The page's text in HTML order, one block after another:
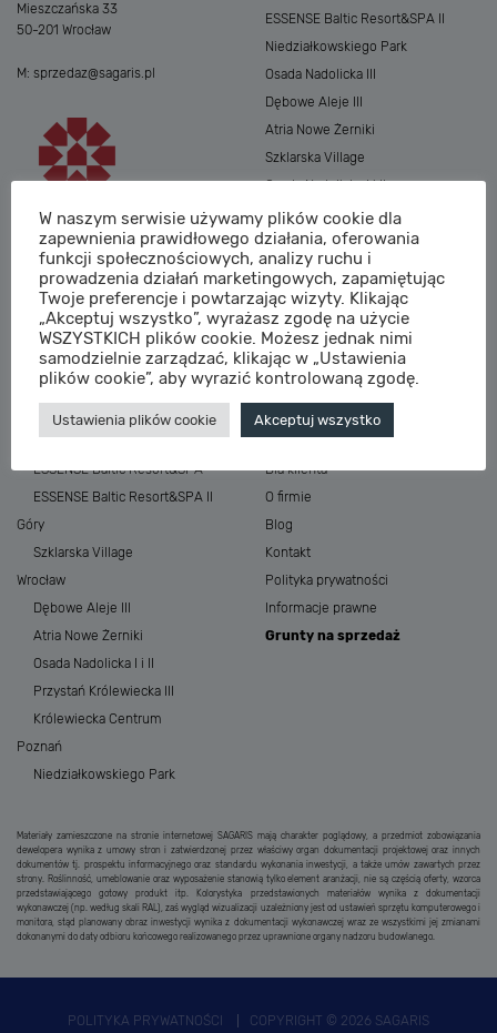
Mieszczańska 33
50-201 Wrocław
M: sprzedaz@sagaris.pl
ESSENSE Baltic Resort&SPA II
Niedziałkowskiego Park
Osada Nadolicka III
Dębowe Aleje III
Atria Nowe Żerniki
Szklarska Village
Osada Nadolicka I i II
Przystań Królewiecka III
Królewiecka Centrum
MIASTA
Morze
ESSENSE Baltic Resort&SPA
ESSENSE Baltic Resort&SPA II
Góry
Szklarska Village
Wrocław
Dębowe Aleje III
Atria Nowe Żerniki
Osada Nadolicka I i II
Przystań Królewiecka III
Królewiecka Centrum
Poznań
Niedziałkowskiego Park
NA SKRÓTY
Inwestycje
Dla klienta
O firmie
Blog
Kontakt
Polityka prywatności
Informacje prawne
Grunty na sprzedaż
Materiały zamieszczone na stronie internetowej SAGARIS mają charakter poglądowy, a przedmiot zobowiązania
dewelopera wynika z umowy stron i zatwierdzonej przez właściwy organ dokumentacji projektowej oraz innych
dokumentów tj. prospektu informacyjnego oraz standardu wykonania inwestycji, a także umów zawartych przez
strony. Roślinność, umeblowanie oraz wyposażenie stanowią tylko element aranżacji, nie są częścią oferty, wzorca
przedstawiającego gotowy produkt itp. Kolorystyka przedstawionych materiałów wynika z dokumentacji
wykonawczej (np. według skali RAL), zaś wygląd wizualizacji uzależniony jest od ustawień sprzętu komputerowego i
monitora, stąd planowany obraz inwestycji wynika z dokumentacji wykonawczej wraz ze wszystkimi jej zmianami
dokonanymi do daty odbioru końcowego realizowanego przez uprawnione organy nadzoru budowlanego.
POLITYKA PRYWATNOŚCI COPYRIGHT © 2026 SAGARIS
W naszym serwisie używamy plików cookie dla
zapewnienia prawidłowego działania, oferowania
funkcji społecznościowych, analizy ruchu i
prowadzenia działań marketingowych, zapamiętując
Twoje preferencje i powtarzając wizyty. Klikając
„Akceptuj wszystko”, wyrażasz zgodę na użycie
WSZYSTKICH plików cookie. Możesz jednak nimi
samodzielnie zarządzać, klikając w „Ustawienia
plików cookie”, aby wyrazić kontrolowaną zgodę.
Ustawienia plików cookie Akceptuj wszystko